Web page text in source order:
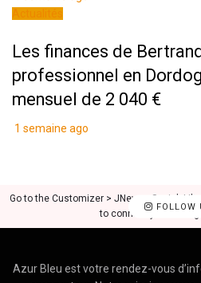
Les finances de
professionnel en
mensuel de 2 040 €
1 semaine ago
FOLLOW
Go to the Customizer > JNews : Social,
to connect your
Azur Bleu est votre rendez-vous